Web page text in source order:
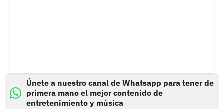
Únete a nuestro canal de Whatsapp para tener de
primera mano el mejor contenido de
entretenimiento y música